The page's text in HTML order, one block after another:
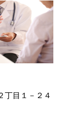
丁目１－２４